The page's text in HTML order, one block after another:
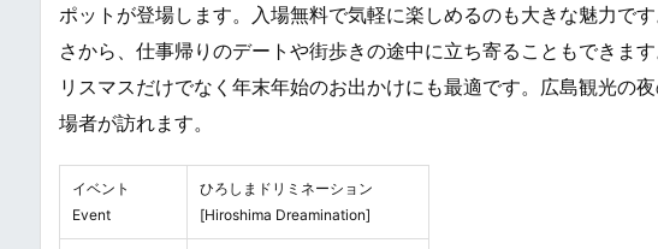
ポットが登場します。入場無料で気軽に楽しめるのも大きな魅力で
さから、仕事帰りのデートや街歩きの途中に立ち寄ることもできま
リスマスだけでなく年末年始のお出かけにも最適です。広島観光の
場者が訪れます。
イベント
Event
ひろしまドリミネーション
[Hiroshima Dreamination]